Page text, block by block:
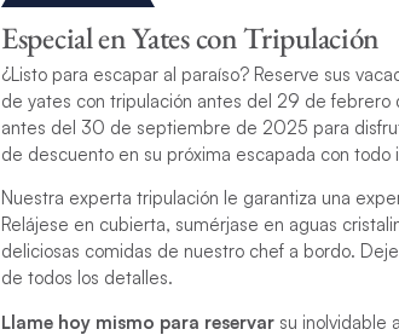
Especial en Yates con Tripulación
¿Listo para escapar al paraíso? Reserve sus
de yates con tripulación antes del 29 de
antes del 30 de septiembre de 2025 para
de descuento en su próxima escapada con todo
Nuestra experta tripulación le garantiza una
Relájese en cubierta, sumérjase en aguas
deliciosas comidas de nuestro chef a bordo.
de todos los detalles.
Llame hoy mismo para reservar su inolvidable